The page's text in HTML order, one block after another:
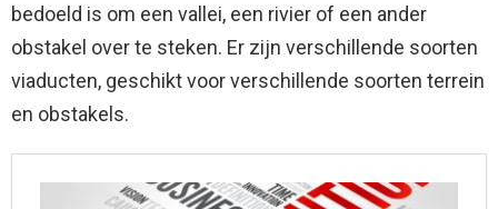
bedoeld is om een ​​vallei, een rivier of een ander
obstakel over te steken. Er zijn verschillende soorten
viaducten, geschikt voor verschillende soorten terrein
en obstakels.